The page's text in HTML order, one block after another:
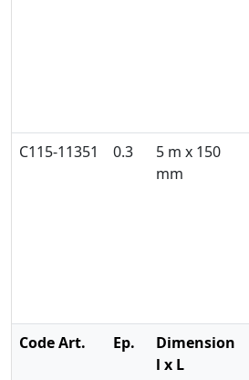
C115-11351
0.3
5 m x 150
mm
Code Art. Ep.
Dimension
l x L